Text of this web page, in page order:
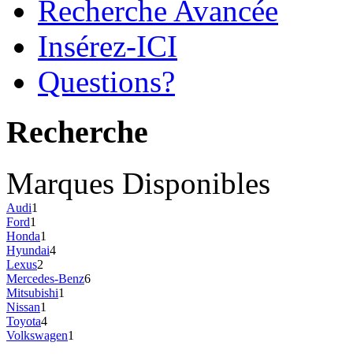
Recherche Avancée
Insérez-ICI
Questions?
Recherche
Marques Disponibles
Audi1
Ford1
Honda1
Hyundai4
Lexus2
Mercedes-Benz6
Mitsubishi1
Nissan1
Toyota4
Volkswagen1